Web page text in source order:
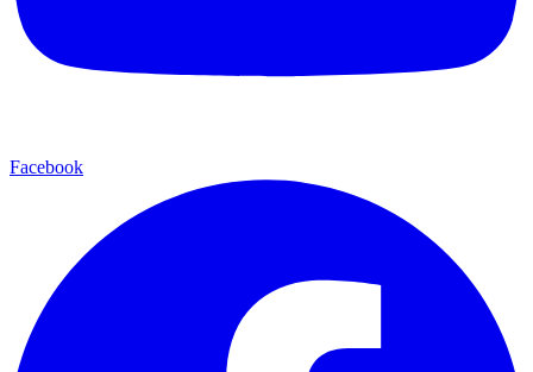
Facebook